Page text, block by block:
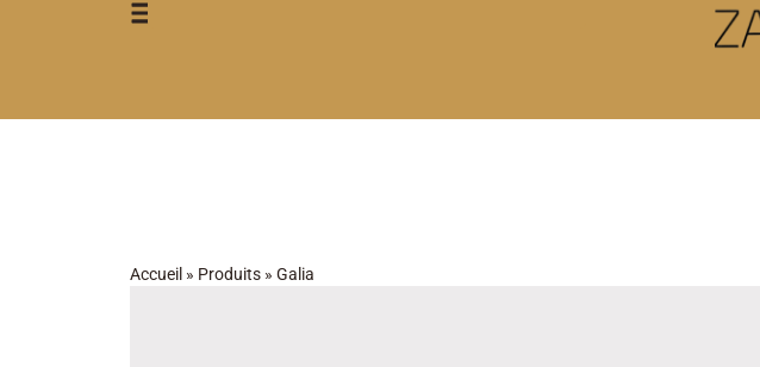
Accueil » Produits » Galia